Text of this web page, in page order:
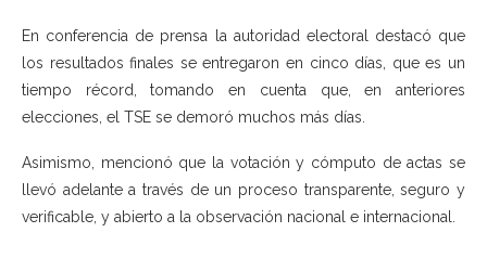
En conferencia de prensa la autoridad electoral destacó que
los resultados finales se entregaron en cinco días, que es un
tiempo récord, tomando en cuenta que, en anteriores
elecciones, el TSE se demoró muchos más días.
Asimismo, mencionó que la votación y cómputo de actas se
llevó adelante a través de un proceso transparente, seguro y
verificable, y abierto a la observación nacional e internacional.